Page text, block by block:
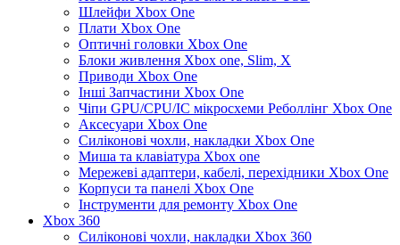
Шлейфи Xbox One
Плати Xbox One
Оптичні головки Xbox One
Блоки живлення Xbox one, Slim, X
Приводи Xbox One
Інші Запчастини Xbox One
Чіпи GPU/CPU/IC мікросхеми Реболлінг Xbox One
Аксесуари Xbox One
Силіконові чохли, накладки Xbox One
Миша та клавіатура Xbox one
Мережеві адаптери, кабелі, перехідники Xbox One
Корпуси та панелі Xbox One
Інструменти для ремонту Xbox One
Xbox 360
Силіконові чохли, накладки Xbox 360